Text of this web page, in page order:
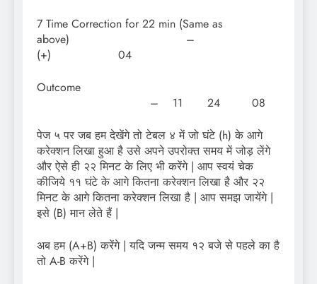
7 Time Correction for 22 min (Same as
above) –
(+) 04
Outcome
– 11 24 08
पेज ५ पर जब हम देखेंगे तो टेबल ४ में जो घंटे (h) के आगे
करेक्शन लिखा हुआ है उसे अपने उपरोक्त समय में जोड़ लेंगे
और ऐसे ही २२ मिनट के लिए भी करेंगे | आप स्वयं चेक
कीजिये ११ घंटे के आगे कितना करेक्शन लिखा है और २२
मिनट के आगे कितना करेक्शन लिखा है | आप समझ जायेंगे |
इसे (B) मान लेते हैं |
अब हम (A+B) करेंगे | यदि जन्म समय १२ बजे से पहले का है
तो A-B करेंगे |